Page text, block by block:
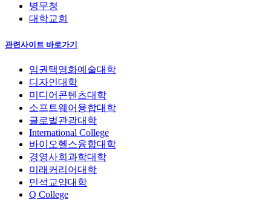
병무청
대학교회
관련사이트 바로가기
임권택영화예술대학
디자인대학
미디어콘텐츠대학
소프트웨어융합대학
글로벌관광대학
International College
바이오헬스융합대학
경영사회과학대학
미래커리어대학
민석교양대학
Q College